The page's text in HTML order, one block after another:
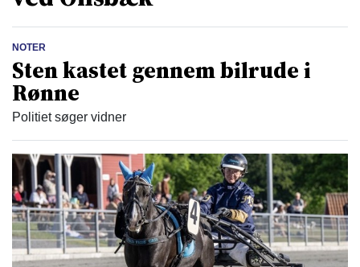
NOTER
Sten kastet gennem bilrude i
Rønne
Politiet søger vidner